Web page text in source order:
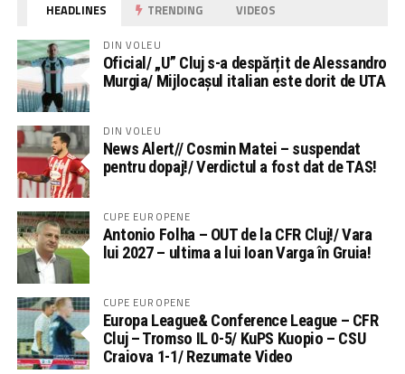
HEADLINES TRENDING VIDEOS
DIN VOLEU
Oficial/ „U” Cluj s-a despărțit de Alessandro
Murgia/ Mijlocașul italian este dorit de UTA
DIN VOLEU
News Alert// Cosmin Matei – suspendat
pentru dopaj!/ Verdictul a fost dat de TAS!
CUPE EUROPENE
Antonio Folha – OUT de la CFR Cluj!/ Vara
lui 2027 – ultima a lui Ioan Varga în Gruia!
CUPE EUROPENE
Europa League& Conference League – CFR
Cluj – Tromso IL 0-5/ KuPS Kuopio – CSU
Craiova 1-1/ Rezumate Video